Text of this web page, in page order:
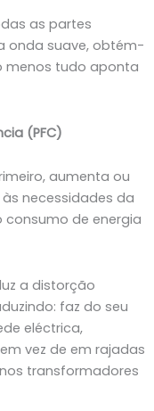
as partes
onda suave, obtém-
menos tudo aponta
(PFC)
aumenta ou
necessidades da
consumo de energia
a distorção
faz do seu
eléctrica,
vez de em rajadas
transformadores